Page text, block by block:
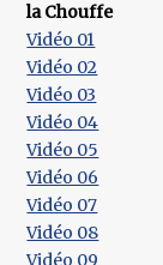
la Chouffe
Vidéo 01
​Vidéo 02
Vidéo 03
​Vidéo 04
Vidéo 05
​Vidéo 06
​Vidéo 07
​Vidéo 08
Vidéo 09